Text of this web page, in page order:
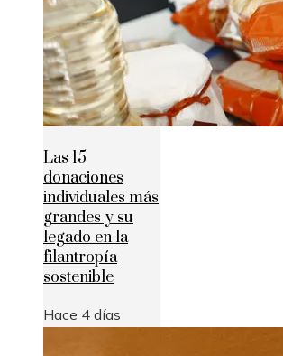
Las 15
donaciones
individuales más
grandes y su
legado en la
filantropía
sostenible
Hace 4 días